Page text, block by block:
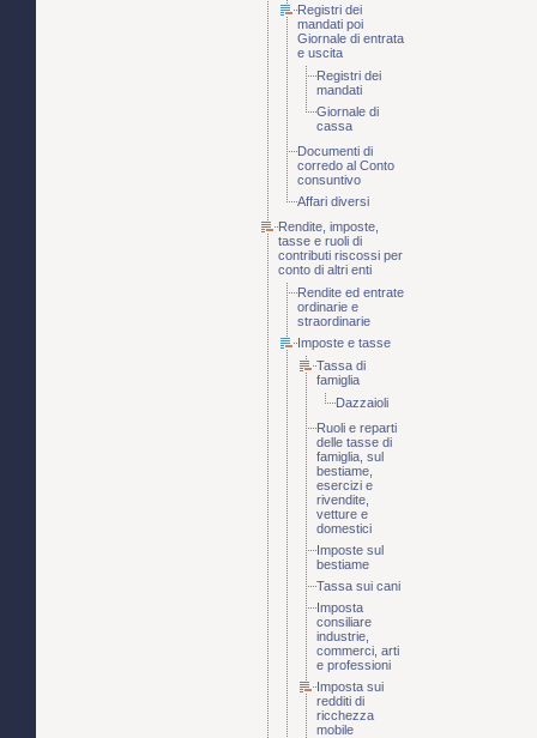
Registri dei
mandati poi
Giornale di entrata
e uscita
Registri dei
mandati
Giornale di
cassa
Documenti di
corredo al Conto
consuntivo
Affari diversi
Rendite, imposte,
tasse e ruoli di
contributi riscossi per
conto di altri enti
Rendite ed entrate
ordinarie e
straordinarie
Imposte e tasse
Tassa di
famiglia
Dazzaioli
Ruoli e reparti
delle tasse di
famiglia, sul
bestiame,
esercizi e
rivendite,
vetture e
domestici
Imposte sul
bestiame
Tassa sui cani
Imposta
consiliare
industrie,
commerci, arti
e professioni
Imposta sui
redditi di
ricchezza
mobile